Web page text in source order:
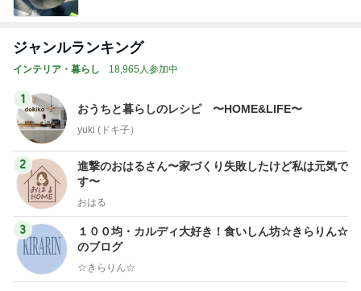
ジャンルランキング
インテリア・暮らし 18,965人参加中
1
おうちと暮らしのレシピ 〜HOME&LIFE〜
yuki (ドキ子）
2
進撃のおはるさん〜家づくり失敗したけど私は元気で
す〜
おはる
3
１００均・カルディ大好き！食いしん坊☆きらりん☆
のブログ
☆きらりん☆